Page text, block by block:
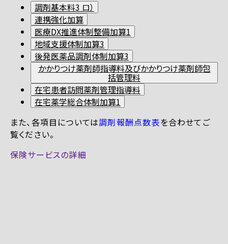
調剤基本料3 ロ）
連携強化加算
医療DX推進体制整備加算1
地域支援体制加算3
後発医薬品調剤体制加算3
かかりつけ薬剤師指導料及びかかりつけ薬剤師包
括管理料
在宅患者訪問薬剤管理指導料
在宅薬学総合体制加算1
また、各項目については調剤報酬点数表を合わせてご
覧ください。
保険サービスの詳細